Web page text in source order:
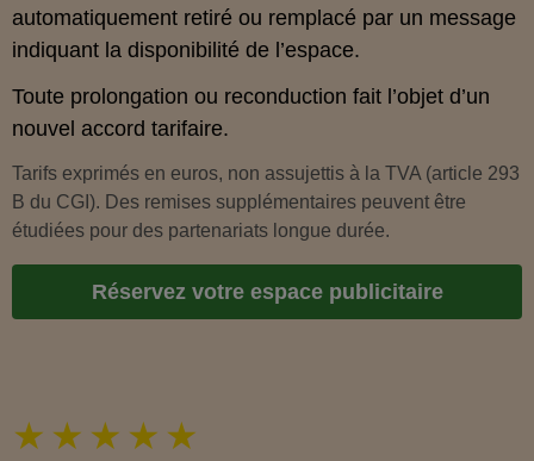
automatiquement retiré ou remplacé par un message
indiquant la disponibilité de l’espace.
Toute prolongation ou reconduction fait l’objet d’un
nouvel accord tarifaire.
Tarifs exprimés en euros, non assujettis à la TVA (article 293
B du CGI). Des remises supplémentaires peuvent être
étudiées pour des partenariats longue durée.
Réservez votre espace publicitaire
★ ★ ★ ★ ★